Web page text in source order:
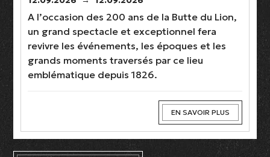
A l’occasion des 200 ans de la Butte du Lion,
un grand spectacle et exceptionnel fera
revivre les événements, les époques et les
grands moments traversés par ce lieu
emblématique depuis 1826.
EN SAVOIR PLUS